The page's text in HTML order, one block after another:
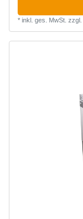
* inkl. ges. MwSt. zzgl.